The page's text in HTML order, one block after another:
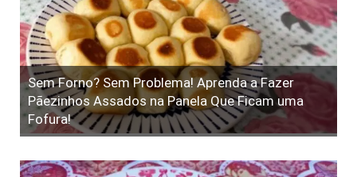
Sem Forno? Sem Problema! Aprenda a Fazer
Pãezinhos Assados na Panela Que Ficam uma
Fofura!